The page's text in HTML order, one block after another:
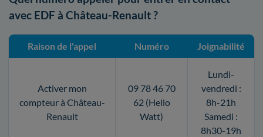
avec EDF à Château-Renault ?
Raison de l'appel Numéro Joignabilité
Activer mon
compteur à Château-
Renault
09 78 46 70
62 (Hello
Watt)
Lundi-
vendredi :
8h-21h
Samedi :
8h30-19h